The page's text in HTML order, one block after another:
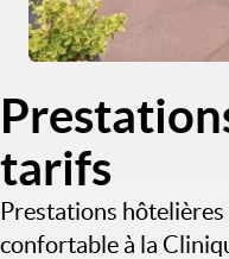
tarifs
Prestations
confortable à la